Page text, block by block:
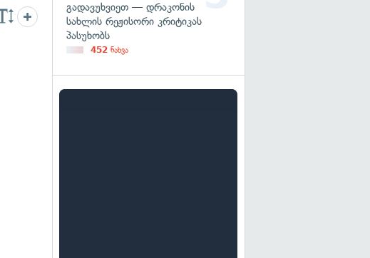
გადავუხვიეთ — დრაკონის
სახლის რეჟისორი კრიტიკას
პასუხობს
452 ნახვა